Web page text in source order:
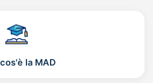
la MAD